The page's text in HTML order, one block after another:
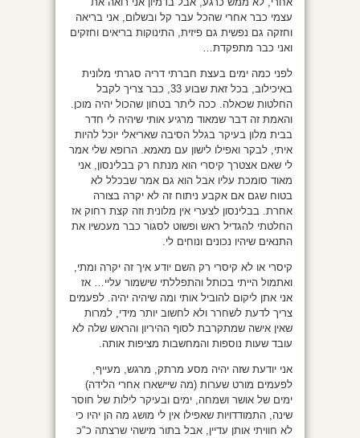
עצמי כבר אחרי שהכל עבר קל ובשלום, אני בריאה
וחזקה גם נפשית גם פיזית, התינוקות בריאים וחזקים
ואני כבר מתפקדת…
לפני כמה ימים בעצת חברתי דריה סגרתי מלונית
באיכילוב, בכל זאת שבוע 33, כבר צריך לקבל
החלטות שכאלה. ככה ליתר בטחון שהכול יהיה מוכן.
והאמת זה דבר שמאוד מרגיע אותי שיהיה לי חדר
בבית מלון בעיקר בגלל הסיבה שאריאלי יוכל להיות
איתי, לבקר ואפילו לישון עם מאמא. הרופא שלי אמר
לי שאם אצטרך קיסרי הוא מנתח רק בבלינסון, אני
מאוד סומכת עליו אבל הוא גם אמר שבכלל לא
בטוח שגם אם אקבע ניתוח זה לא יקרה בצורה
אחרת. בבלינסון לצערי אין מלונית וזה קצת רחוק אז
החלטתי להגדיל ראש ופשוט לסגור כבר מעכשיו את
התנאים שיהיו נכונים ונוחים לי.
קיסרי או לא קיסרי רק השם יודע איך זה יקרה ומתי,
ואתמול הייתי בכותל והתפללתי שישמור עליי… אז
אני אתן ליקום להוביל אותי ומה שיהיה יהיה. לפעמים
צריך לדעת לשחרר ולא לחשוב יותר מידי, למרות
שאין אישה שמתקרבת לסוף ההיריון והראש שלה לא
עובד שעות נוספות והמחשבות מציפות אותה.
אני יודעת שזה יהיה מסע מרתק, מרגש, מעייף,
לפעמים מורט שערות (מה שיישארו אחרי הלידה)
ימים של אושר ושמחה, ימים ובעיקר לילות של חוסר
שינה, התמודדויות שאפילו אין לי מושג מה הן יהיו כי
לא חוויתי אותן עדיין, אבל בתור מישהי שרצתה כ"כ